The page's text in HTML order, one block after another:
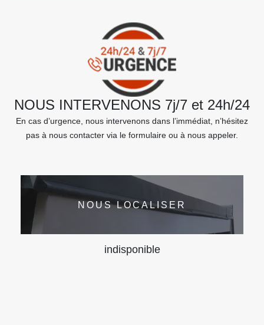
NOUS INTERVENONS 7j/7 et 24h/24
En cas d’urgence, nous intervenons dans l’immédiat, n’hésitez
pas à nous contacter via le formulaire ou à nous appeler.
NOUS LOCALISER
indisponible